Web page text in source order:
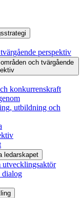
perspektiv
och tvärgående
konkurrenskraft
utbildning och
ledarskapet
utvecklingsaktör
dialog